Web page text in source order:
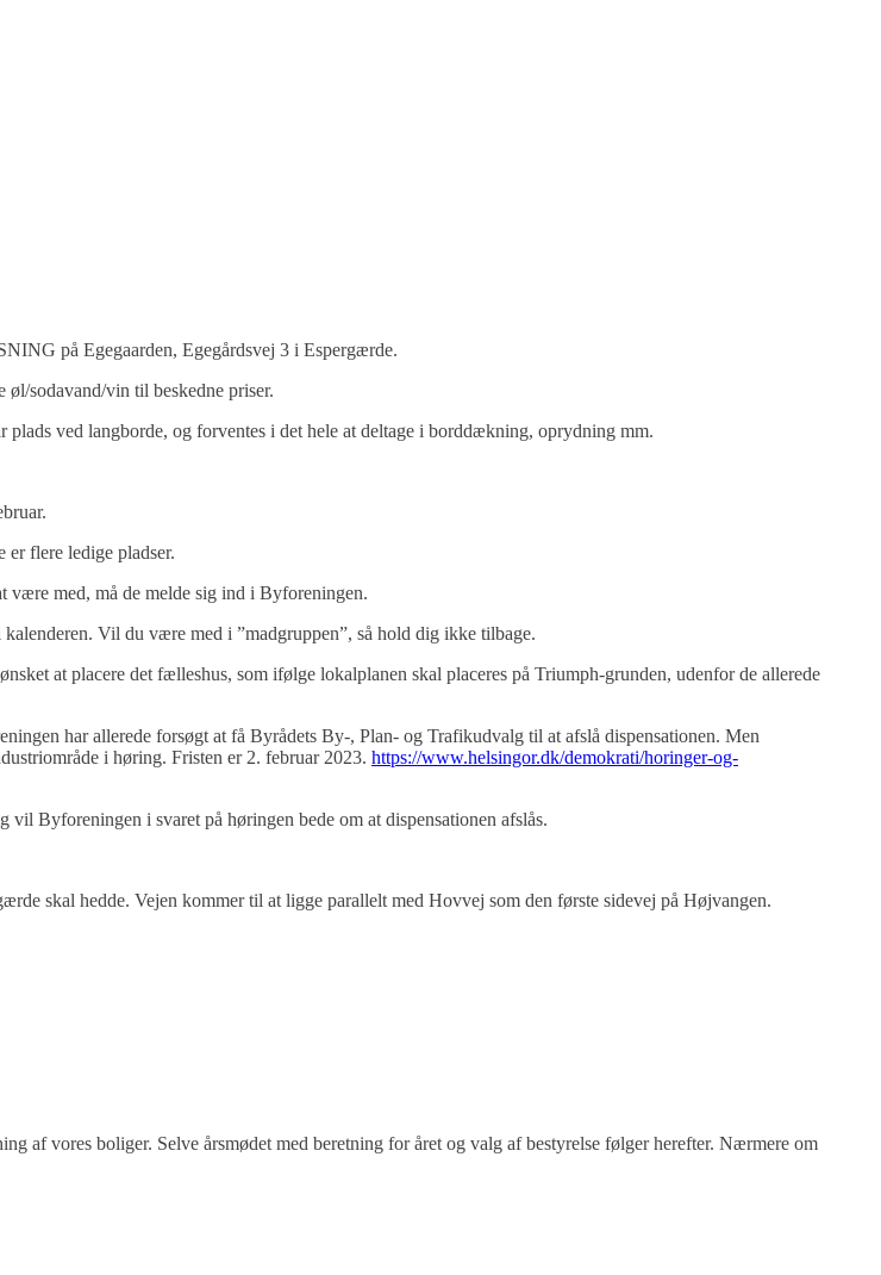
på Egegaarden, Egegårdsvej 3 i Espergærde.
sodavand/vin til beskedne priser.
ved langborde, og forventes i det hele at deltage i borddækning, oprydning mm.
er flere ledige pladser.
være med, må de melde sig ind i Byforeningen.
Vil du være med i ”madgruppen”, så hold dig ikke tilbage.
at placere det fælleshus, som ifølge lokalplanen skal placeres på Triumph-grunden, udenfor de allerede
har allerede forsøgt at få Byrådets By-, Plan- og Trafikudvalg til at afslå dispensationen. Men
i høring. Fristen er 2. februar 2023. https://www.helsingor.dk/demokrati/horinger-og-
Byforeningen i svaret på høringen bede om at dispensationen afslås.
skal hedde. Vejen kommer til at ligge parallelt med Hovvej som den første sidevej på Højvangen.
af vores boliger. Selve årsmødet med beretning for året og valg af bestyrelse følger herefter. Nærmere om